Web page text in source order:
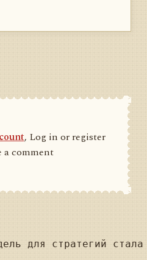
, Log in or register
a comment